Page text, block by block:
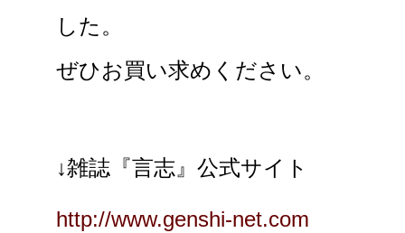
した。
ぜひお買い求めください。
↓雑誌『言志』公式サイト
http://www.genshi-net.com